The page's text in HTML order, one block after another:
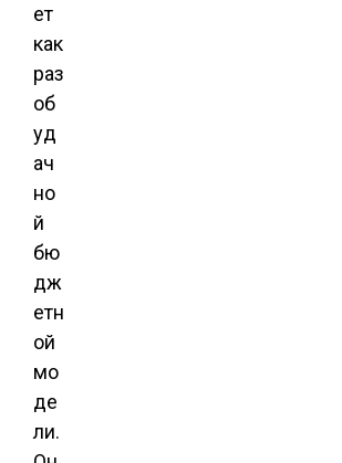
ет
как
раз
об
уд
ач
но
й
бю
дж
етн
ой
мо
де
ли.